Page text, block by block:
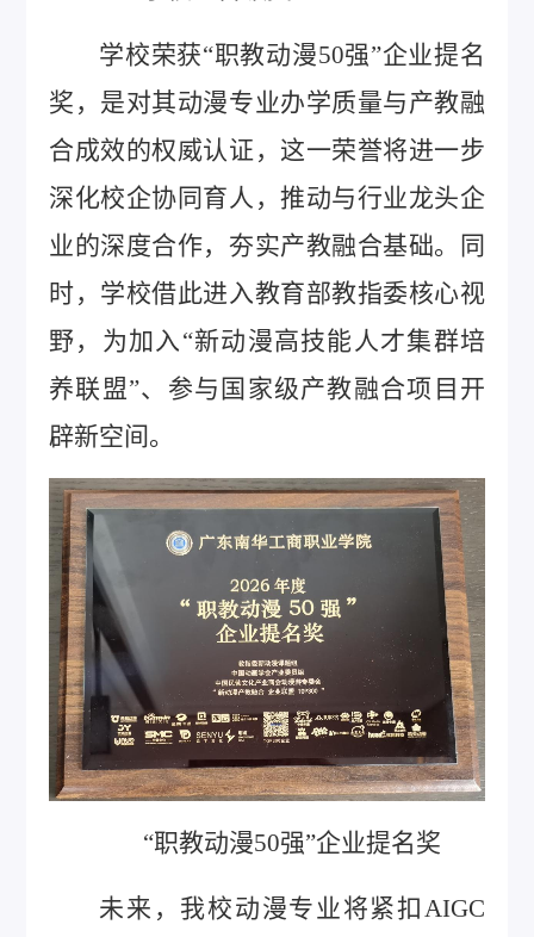
学校荣获“职教动漫50强”企业提名
奖，是对其动漫专业办学质量与产教融
合成效的权威认证，这一荣誉将进一步
深化校企协同育人，推动与行业龙头企
业的深度合作，夯实产教融合基础。同
时，学校借此进入教育部教指委核心视
野，为加入“新动漫高技能人才集群培
养联盟”、参与国家级产教融合项目开
辟新空间。
“职教动漫50强”企业提名奖
未来，我校动漫专业将紧扣AIGC